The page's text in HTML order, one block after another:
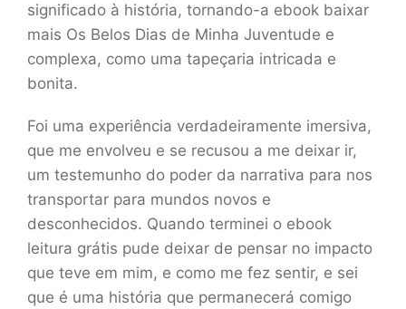
significado à história, tornando-a ebook baixar
mais Os Belos Dias de Minha Juventude e
complexa, como uma tapeçaria intricada e
bonita.
Foi uma experiência verdadeiramente imersiva,
que me envolveu e se recusou a me deixar ir,
um testemunho do poder da narrativa para nos
transportar para mundos novos e
desconhecidos. Quando terminei o ebook
leitura grátis pude deixar de pensar no impacto
que teve em mim, e como me fez sentir, e sei
que é uma história que permanecerá comigo